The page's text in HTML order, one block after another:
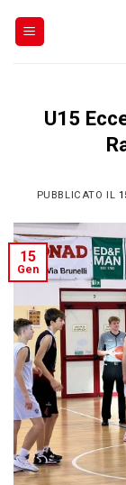
U15
PUBBLICATO IL
15
Gen